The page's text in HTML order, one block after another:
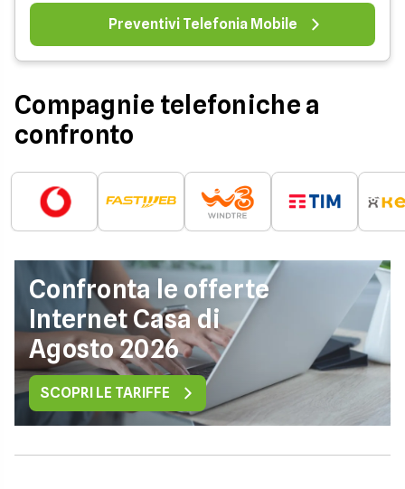
Preventivi Telefonia Mobile
Compagnie telefoniche a
confronto
Confronta le offerte
Internet Casa di
Agosto 2026
SCOPRI LE TARIFFE